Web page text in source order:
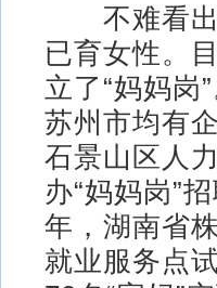
不难看出
已育女性。
立了“妈妈岗
苏州市均有
石景山区人
办“妈妈岗”
年，湖南省
就业服务点